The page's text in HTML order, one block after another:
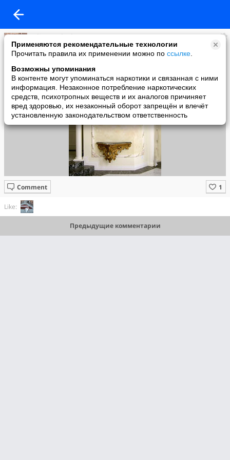
Применяются рекомендательные технологии
Прочитать правила их применении можно по ссылке
Возможны упоминания
В контенте могут упоминаться наркотики и связанная с ними
информация. Незаконное потребление наркотических
средств, психотропных веществ и их аналогов причиняет
вред здоровью, их незаконный оборот запрещён и влечёт
установленную законодательством ответственность
Julia Kovalenko
added a photo
04 May в 14:10
Comment
Like:
Предыдущие комментарии